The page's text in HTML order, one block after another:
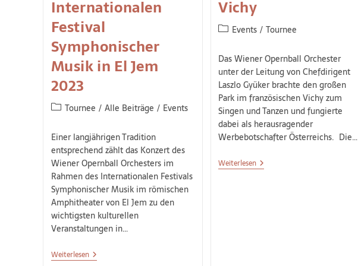
Internationalen
Festival
Symphonischer
Musik in El Jem
2023
Tournee / Alle Beiträge / Events
Einer langjährigen Tradition
entsprechend zählt das Konzert des
Wiener Opernball Orchesters im
Rahmen des Internationalen Festivals
Symphonischer Musik im römischen
Amphitheater von El Jem zu den
wichtigsten kulturellen
Veranstaltungen in…
Weiterlesen
Vichy
Events / Tournee
Das Wiener Opernball Orchester
unter der Leitung von Chefdirigent
Laszlo Gyüker brachte den großen
Park im französischen Vichy zum
Singen und Tanzen und fungierte
dabei als herausragender
Werbebotschafter Österreichs. Die…
Weiterlesen